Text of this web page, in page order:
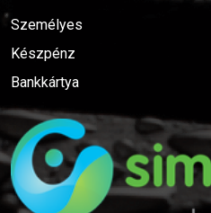
Személyes
Készpénz
Bankkártya